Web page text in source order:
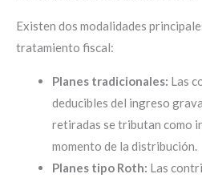
Existen dos modalidades
tratamiento fiscal:
Planes tradicionales: Las
deducibles del ingreso
retiradas se tributan como
momento de la distribución.
Planes tipo Roth: Las